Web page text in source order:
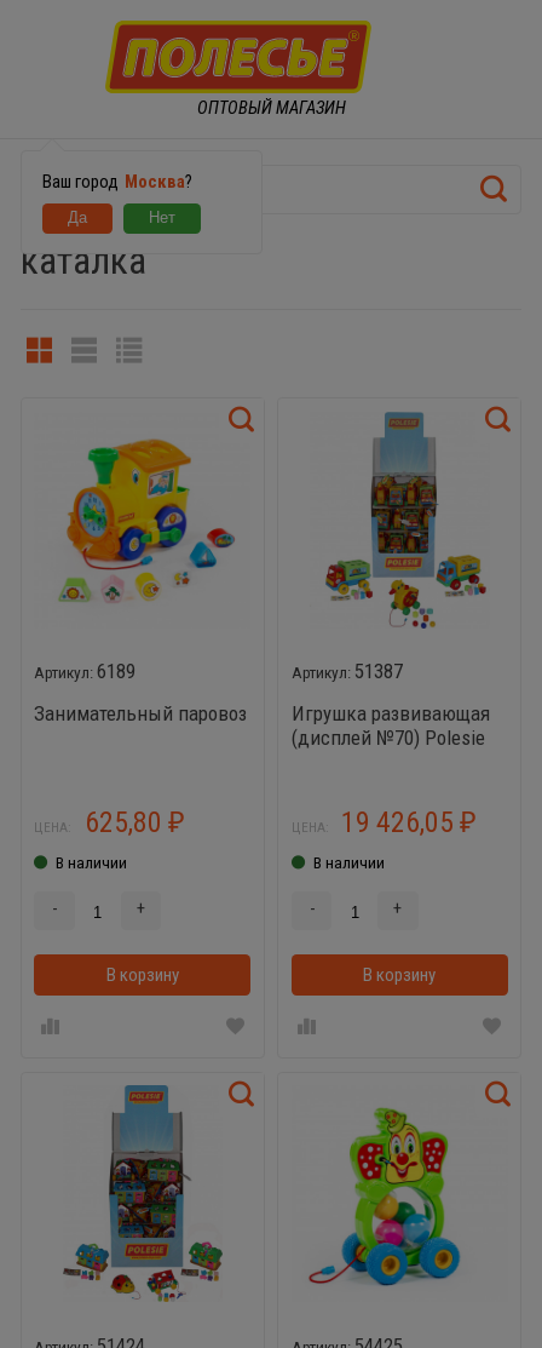
ОПТОВЫЙ МАГАЗИН
Ваш город Москва?
каталка
6189
Занимательный паровоз
ЦЕНА: 625,80 ₽
В наличии
- +
В корзину
51387
Игрушка развивающая
(дисплей №70) Polesie
ЦЕНА: 19 426,05₽
В наличии
- +
В корзину